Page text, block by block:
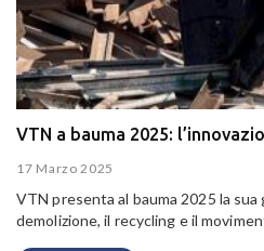
VTN a bauma 2025:
17 Marzo 2025
VTN presenta al bauma 2025 la
demolizione, il recycling e il